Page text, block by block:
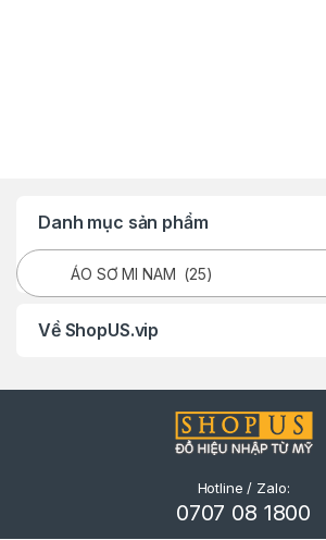
Danh mục sản phẩm
ÁO SƠ MI NAM (25)
Về ShopUS.vip
Hotline / Zalo:
0707 08 1800